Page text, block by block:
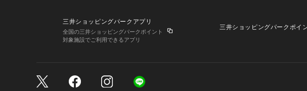
三井ショッピングパークアプリ
全国の三井ショッピングパークポイント
対象施設でご利用できるアプリ
三井ショッピングパークポイ